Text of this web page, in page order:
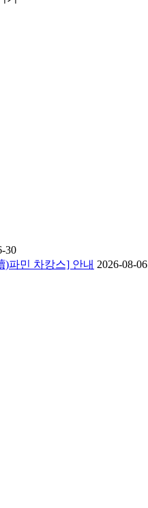
30
)파민 차캉스] 안내 2026-08-06